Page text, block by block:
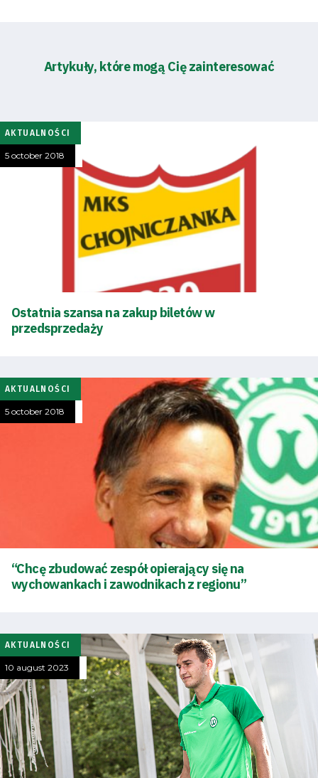
Artykuły, które mogą Cię zainteresować
AKTUALNOŚCI
5 october 2018
Ostatnia szansa na zakup biletów w
przedsprzedaży
AKTUALNOŚCI
5 october 2018
“Chcę zbudować zespół opierający się na
wychowankach i zawodnikach z regionu”
AKTUALNOŚCI
10 august 2023